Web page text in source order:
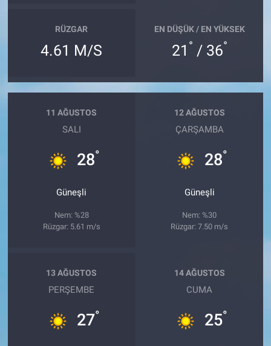
RÜZGAR
4.61 M/S
EN DÜŞÜK / EN YÜKSEK
21 ° / 36°
11 AĞUSTOS
SALI
28°
Güneşli
Nem: %28
Rüzgar: 5.61 m/s
12 AĞUSTOS
ÇARŞAMBA
28°
Güneşli
Nem: %30
Rüzgar: 7.50 m/s
13 AĞUSTOS
PERŞEMBE
27°
14 AĞUSTOS
CUMA
25°